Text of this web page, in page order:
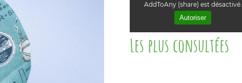
AddToAny (share) est désactivé.
Autoriser
Les plus consultées